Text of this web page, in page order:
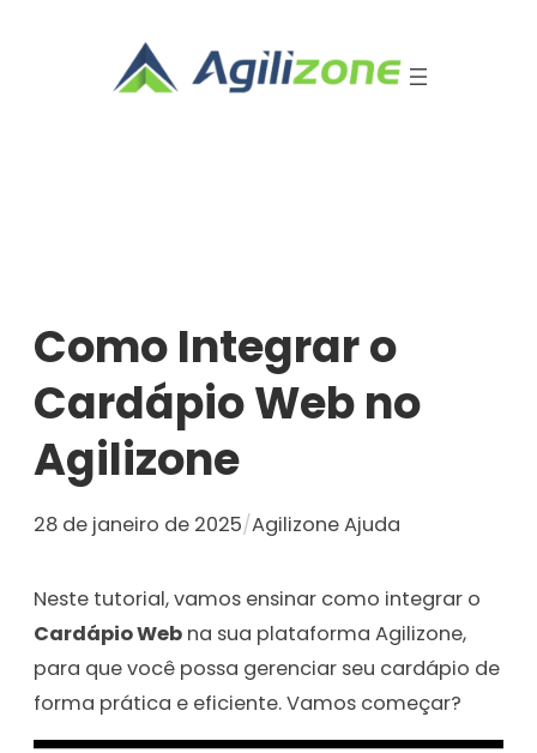
Como Integrar o
Cardápio Web no
Agilizone
28 de janeiro de 2025/Agilizone Ajuda
Neste tutorial, vamos ensinar como integrar o
Cardápio Web na sua plataforma Agilizone,
para que você possa gerenciar seu cardápio de
forma prática e eficiente. Vamos começar?